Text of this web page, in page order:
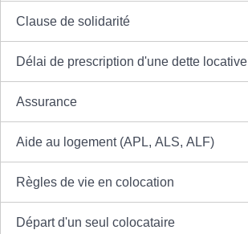
Clause de solidarité
Délai de prescription d'une dette locative
Assurance
Aide au logement (APL, ALS, ALF)
Règles de vie en colocation
Départ d'un seul colocataire